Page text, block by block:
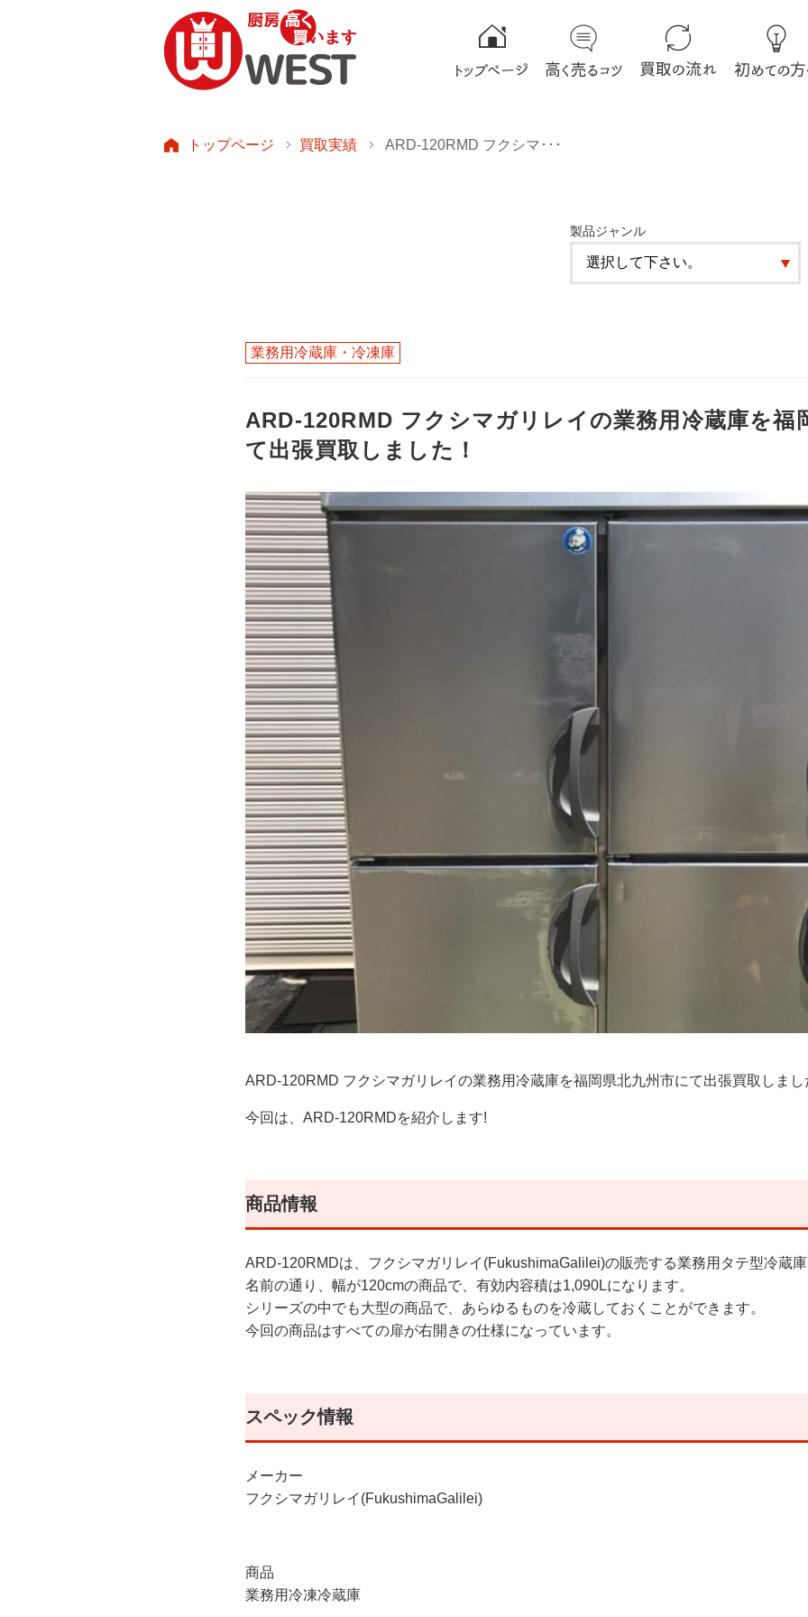
トップページ 買取実績 ARD-120RMD フクシマ･･･
製品ジャンル
業務用冷蔵庫・冷凍庫
ARD-120RMD フクシマガリレイの業務用冷蔵庫を福
て出張買取しました！
ARD-120RMD フクシマガリレイの業務用冷蔵庫を福岡県北九州市にて出張買取しまし
今回は、ARD-120RMDを紹介します!
商品情報
ARD-120RMDは、フクシマガリレイ(FukushimaGalilei)の販売する業務用タテ型冷蔵
名前の通り、幅が120cmの商品で、有効内容積は1,090Lになります。
シリーズの中でも大型の商品で、あらゆるものを冷蔵しておくことができます。
今回の商品はすべての扉が右開きの仕様になっています。
スペック情報
メーカー
フクシマガリレイ(FukushimaGalilei)
商品
業務用冷凍冷蔵庫